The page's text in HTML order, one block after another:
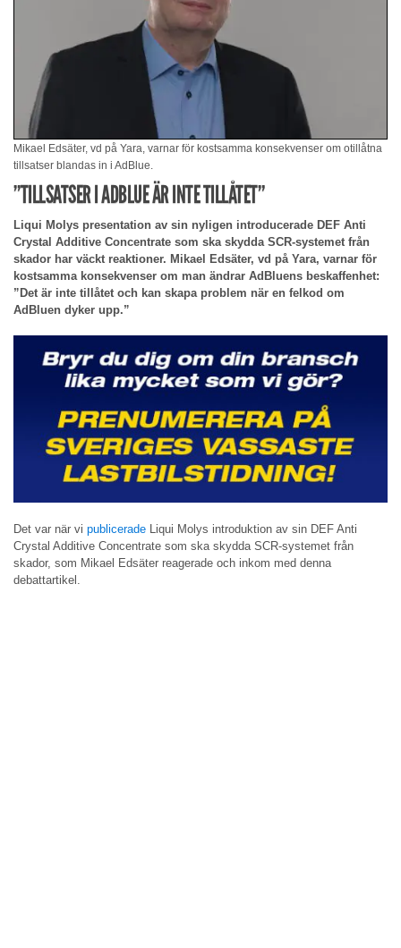
Mikael Edsäter, vd på Yara, varnar för kostsamma konsekvenser om otillåtna
tillsatser blandas in i AdBlue.
”TILLSATSER I ADBLUE ÄR INTE TILLÅTET”
Liqui Molys presentation av sin nyligen introducerade DEF Anti
Crystal Additive Concentrate som ska skydda SCR-systemet från
skador har väckt reaktioner. Mikael Edsäter, vd på Yara, varnar för
kostsamma konsekvenser om man ändrar AdBluens beskaffenhet:
”Det är inte tillåtet och kan skapa problem när en felkod om
AdBluen dyker upp.”
Det var när vi publicerade Liqui Molys introduktion av sin DEF Anti
Crystal Additive Concentrate som ska skydda SCR-systemet från
skador, som Mikael Edsäter reagerade och inkom med denna
debattartikel.